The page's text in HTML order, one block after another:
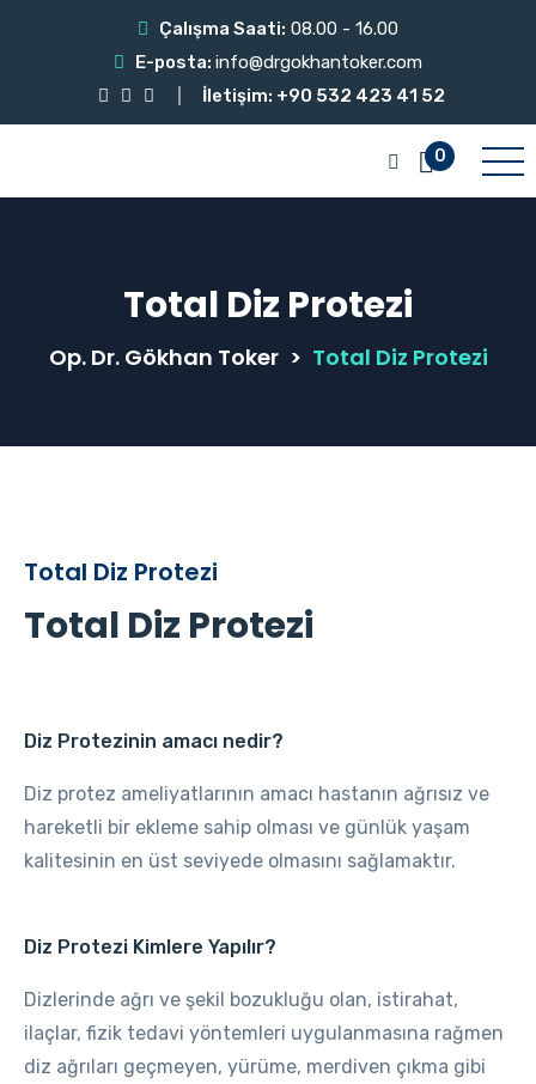
Çalışma Saati: 08.00 - 16.00
E-posta: info@drgokhantoker.com
İletişim: +90 532 423 41 52
0
Total Diz Protezi
Op. Dr. Gökhan Toker > Total Diz Protezi
Total Diz Protezi
Total Diz Protezi
Diz Protezinin amacı nedir?
Diz protez ameliyatlarının amacı hastanın ağrısız ve
hareketli bir ekleme sahip olması ve günlük yaşam
kalitesinin en üst seviyede olmasını sağlamaktır.
Diz Protezi Kimlere Yapılır?
Dizlerinde ağrı ve şekil bozukluğu olan, istirahat,
ilaçlar, fizik tedavi yöntemleri uygulanmasına rağmen
diz ağrıları geçmeyen, yürüme, merdiven çıkma gibi